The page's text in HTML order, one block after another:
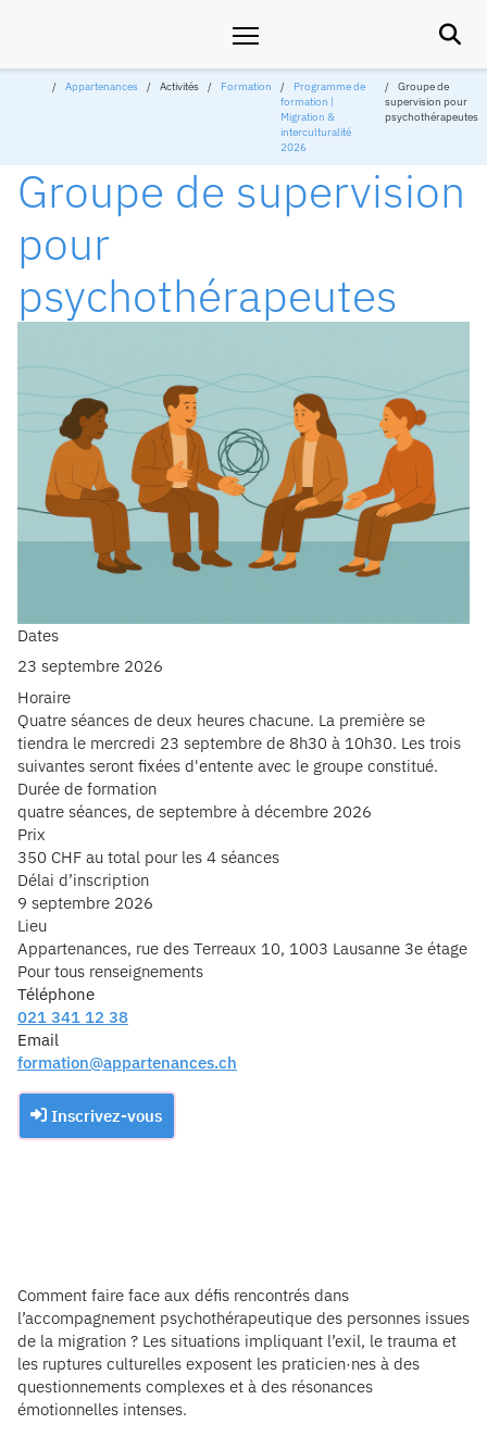

Appartenances Activités Formation
Programme de
formation |
Migration &
interculturalité
2026
Groupe de
supervision pour
psychothérapeutes
Groupe de supervision
pour
psychothérapeutes
Dates
23 septembre 2026
Horaire
Quatre séances de deux heures chacune. La première se
tiendra le mercredi 23 septembre de 8h30 à 10h30. Les trois
suivantes seront fixées d'entente avec le groupe constitué.
Durée de formation
quatre séances, de septembre à décembre 2026
Prix
350 CHF au total pour les 4 séances
Délai d’inscription
9 septembre 2026
Lieu
Appartenances, rue des Terreaux 10, 1003 Lausanne 3e étage
Pour tous renseignements
Téléphone
021 341 12 38
Email
formation@appartenances.ch
Inscrivez-vous
Comment faire face aux défis rencontrés dans
l’accompagnement psychothérapeutique des personnes issues
de la migration ? Les situations impliquant l’exil, le trauma et
les ruptures culturelles exposent les praticien·nes à des
questionnements complexes et à des résonances
émotionnelles intenses.